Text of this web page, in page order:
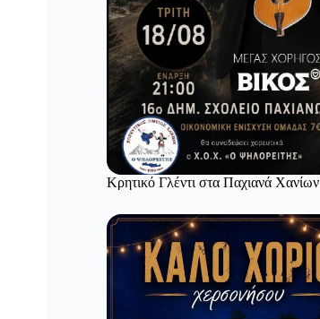
Κρητικό Γλέντι στα Παχιανά Χανίων